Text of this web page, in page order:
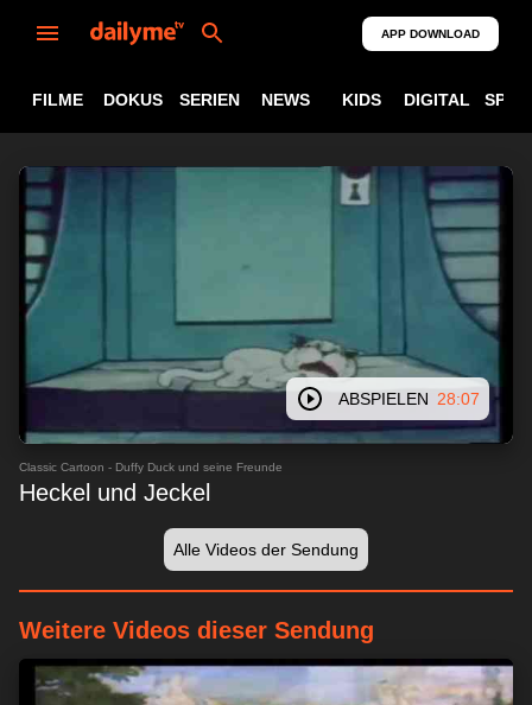
APP DOWNLOAD
FILME DOKUS SERIEN NEWS KIDS DIGITAL
ABSPIELEN 28:07
Classic Cartoon - Duffy Duck und seine Freunde
Heckel und Jeckel
Alle Videos der Sendung
Weitere Videos dieser Sendung